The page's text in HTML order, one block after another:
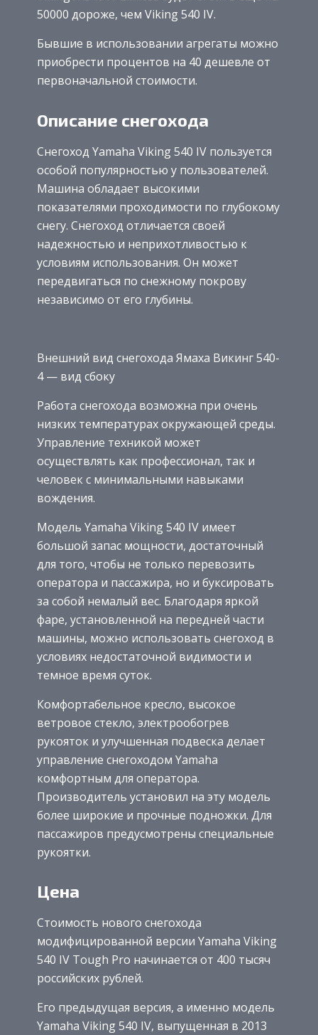
50000 дороже, чем Viking 540 IV.
Бывшие в использовании агрегаты можно
приобрести процентов на 40 дешевле от
первоначальной стоимости.
Описание снегохода
Снегоход Yamaha Viking 540 IV пользуется
особой популярностью у пользователей.
Машина обладает высокими
показателями проходимости по глубокому
снегу. Снегоход отличается своей
надежностью и неприхотливостью к
условиям использования. Он может
передвигаться по снежному покрову
независимо от его глубины.
Внешний вид снегохода Ямаха Викинг 540-
4 — вид сбоку
Работа снегохода возможна при очень
низких температурах окружающей среды.
Управление техникой может
осуществлять как профессионал, так и
человек с минимальными навыками
вождения.
Модель Yamaha Viking 540 IV имеет
большой запас мощности, достаточный
для того, чтобы не только перевозить
оператора и пассажира, но и буксировать
за собой немалый вес. Благодаря яркой
фаре, установленной на передней части
машины, можно использовать снегоход в
условиях недостаточной видимости и
темное время суток.
Комфортабельное кресло, высокое
ветровое стекло, электрообогрев
рукояток и улучшенная подвеска делает
управление снегоходом Yamaha
комфортным для оператора.
Производитель установил на эту модель
более широкие и прочные подножки. Для
пассажиров предусмотрены специальные
рукоятки.
Цена
Стоимость нового снегохода
модифицированной версии Yamaha Viking
540 IV Tough Pro начинается от 400 тысяч
российских рублей.
Его предыдущая версия, а именно модель
Yamaha Viking 540 IV, выпущенная в 2013